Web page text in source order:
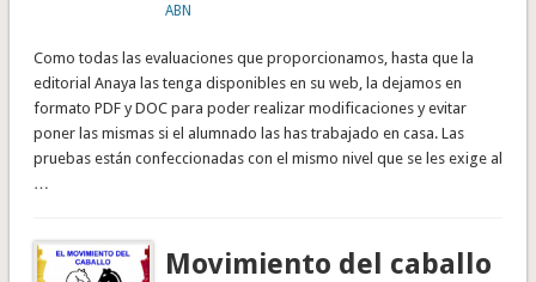
ABN
Como todas las evaluaciones que proporcionamos, hasta que la
editorial Anaya las tenga disponibles en su web, la dejamos en
formato PDF y DOC para poder realizar modificaciones y evitar
poner las mismas si el alumnado las has trabajado en casa. Las
pruebas están confeccionadas con el mismo nivel que se les exige al
…
Movimiento del caballo